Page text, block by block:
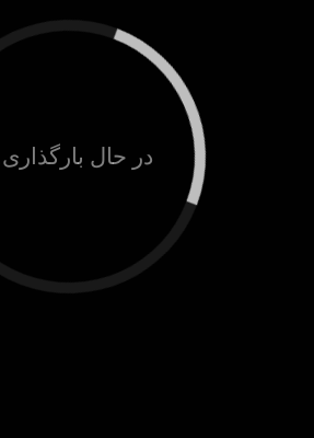
در حال